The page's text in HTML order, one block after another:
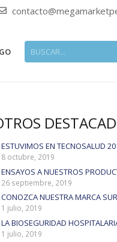
ESTUVIMOS EN TECNOSALUD
8 octubre, 2019
ENSAYOS A NUESTROS
26 septiembre, 2019
CONOZCA NUESTRA MARCA
1 julio, 2019
LA BIOSEGURIDAD
1 julio, 2019